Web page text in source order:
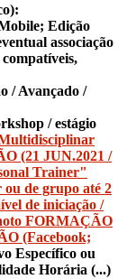
Edição
associação
/ Avançado /
/ estágio
(21 JUN.2021 /
Trainer"
de grupo até 2
de iniciação /
FORMAÇÃO
(Facebook;
Específico ou
Horária (...)